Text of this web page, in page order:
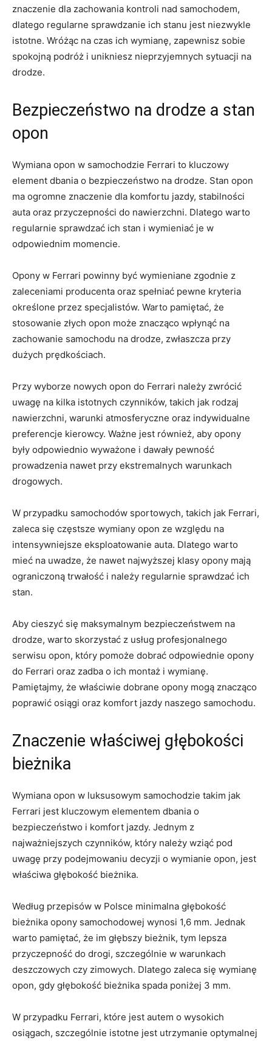
znaczenie dla zachowania kontroli nad‌ samochodem,
dlatego regularne ⁤sprawdzanie ich stanu jest niezwykle
istotne. Wróżąc na czas ich wymianę, zapewnisz sobie
spokojną podróż i unikniesz nieprzyjemnych sytuacji na
drodze.
Bezpieczeństwo na drodze⁣ a stan
opon
Wymiana opon w samochodzie Ferrari to kluczowy
element dbania o bezpieczeństwo na drodze. Stan opon
ma ogromne ⁣znaczenie dla komfortu jazdy, stabilności
auta oraz ⁢przyczepności do nawierzchni. Dlatego warto
regularnie sprawdzać ich stan i wymieniać je w​
odpowiednim momencie.
Opony w Ferrari powinny być wymieniane zgodnie z ​
zaleceniami producenta oraz spełniać pewne kryteria
określone ⁣przez specjalistów. Warto pamiętać,‌ że
stosowanie złych opon może znacząco⁤ wpłynąć na
zachowanie samochodu na drodze, zwłaszcza przy
‌dużych prędkościach.
Przy wyborze nowych opon do Ferrari należy ⁤zwrócić
uwagę na kilka istotnych czynników, takich jak rodzaj
nawierzchni, warunki atmosferyczne ⁢oraz indywidualne
preferencje kierowcy. Ważne ⁣jest również, aby opony
były odpowiednio wyważone ‌i dawały pewność
prowadzenia nawet przy ⁢ekstremalnych warunkach
drogowych.
W przypadku samochodów sportowych, takich jak Ferrari,
zaleca się częstsze wymiany opon‌ ze względu na
intensywniejsze eksploatowanie auta.‌ Dlatego warto
mieć na uwadze, ⁢że nawet najwyższej klasy opony ​mają
ograniczoną trwałość i należy regularnie sprawdzać ich‌
stan.
Aby cieszyć się maksymalnym bezpieczeństwem na
drodze, warto skorzystać z usług ​profesjonalnego
serwisu‌ opon, który pomoże dobrać odpowiednie opony
do Ferrari oraz⁣ zadba o ‌ich montaż⁢ i wymianę.
Pamiętajmy, że właściwie⁢ dobrane opony ⁣mogą znacząco
poprawić osiągi oraz‌ komfort jazdy naszego samochodu.
Znaczenie właściwej głębokości
bieżnika
Wymiana opon ​w luksusowym samochodzie takim jak
Ferrari jest kluczowym elementem dbania o
bezpieczeństwo ​i komfort ⁣jazdy. Jednym z
najważniejszych czynników,‌ który należy wziąć pod
uwagę przy⁢ podejmowaniu decyzji o⁣ wymianie opon, jest
właściwa głębokość bieżnika.
Według przepisów w Polsce minimalna głębokość
bieżnika opony samochodowej wynosi 1,6 ‌mm. Jednak
warto pamiętać, że im⁣ głębszy bieżnik, tym lepsza
przyczepność do drogi, szczególnie w warunkach
deszczowych czy zimowych. Dlatego zaleca się ‌wymianę
opon, gdy głębokość bieżnika‍ spada poniżej 3 mm.
W​ przypadku Ferrari, które jest autem​ o wysokich
osiągach, szczególnie istotne jest utrzymanie ⁢optymalnej